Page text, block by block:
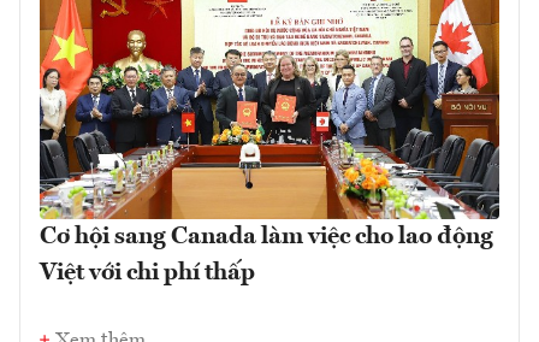
Cơ hội sang Canada làm việc cho lao động
Việt với chi phí thấp